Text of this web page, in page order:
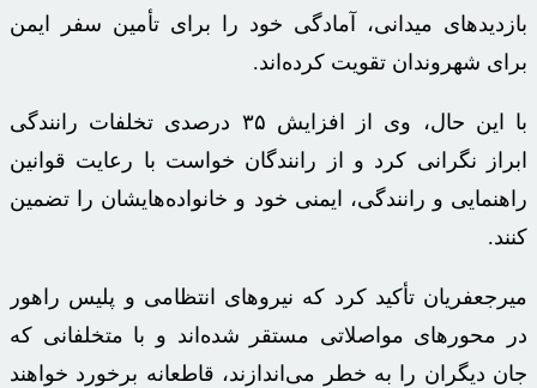
بازدیدهای میدانی، آمادگی خود را برای تأمین سفر ایمن
برای شهروندان تقویت کرده‌اند.
با این حال، وی از افزایش ۳۵ درصدی تخلفات رانندگی
ابراز نگرانی کرد و از رانندگان خواست با رعایت قوانین
راهنمایی و رانندگی، ایمنی خود و خانواده‌هایشان را تضمین
کنند.
میرجعفریان تأکید کرد که نیروهای انتظامی و پلیس راهور
در محورهای مواصلاتی مستقر شده‌اند و با متخلفانی که
جان دیگران را به خطر می‌اندازند، قاطعانه برخورد خواهند